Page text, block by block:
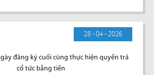
28 - 04 - 2026
đăng ký cuối cùng thực hiện quyền trả
cổ tức bằng tiền